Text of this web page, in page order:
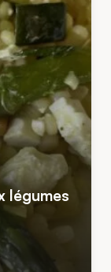
légumes